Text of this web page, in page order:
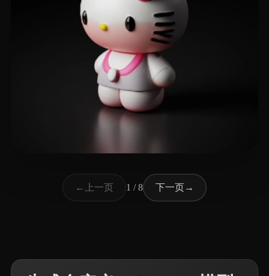
←
上一页 1 / 8 下一页→